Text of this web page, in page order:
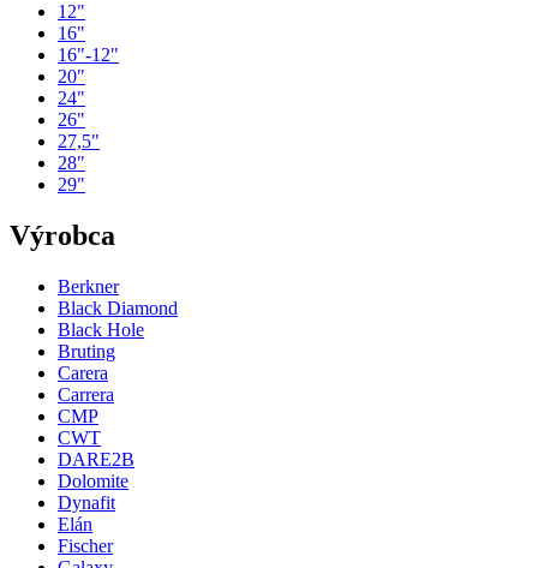
12"
16"
16"-12"
20"
24"
26"
27,5"
28"
29"
Výrobca
Berkner
Black Diamond
Black Hole
Bruting
Carera
Carrera
CMP
CWT
DARE2B
Dolomite
Dynafit
Elán
Fischer